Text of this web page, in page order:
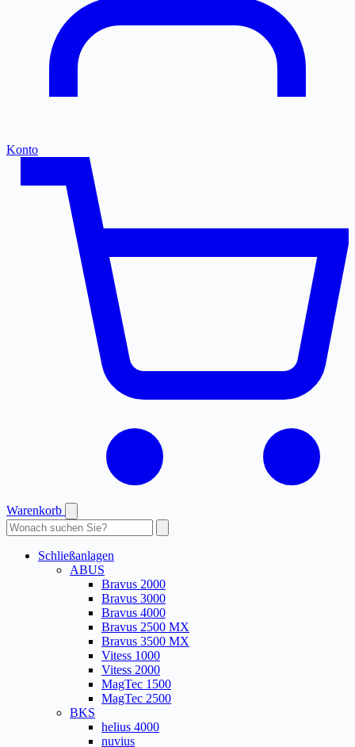
Konto
Warenkorb
Produkte
durchsuchen
Schließanlagen
ABUS
Bravus 2000
Bravus 3000
Bravus 4000
Bravus 2500 MX
Bravus 3500 MX
Vitess 1000
Vitess 2000
MagTec 1500
MagTec 2500
BKS
helius 4000
nuvius